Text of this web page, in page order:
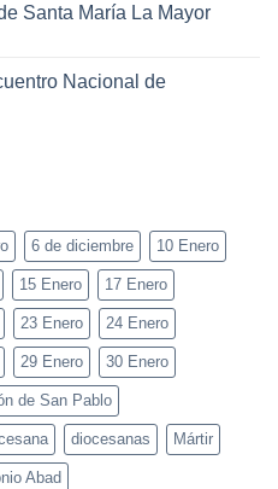
Santa María La Mayor
Nacional de
6 de diciembre 10 Enero
15 Enero 17 Enero
23 Enero 24 Enero
29 Enero 30 Enero
de San Pablo
diocesanas Mártir
Abad